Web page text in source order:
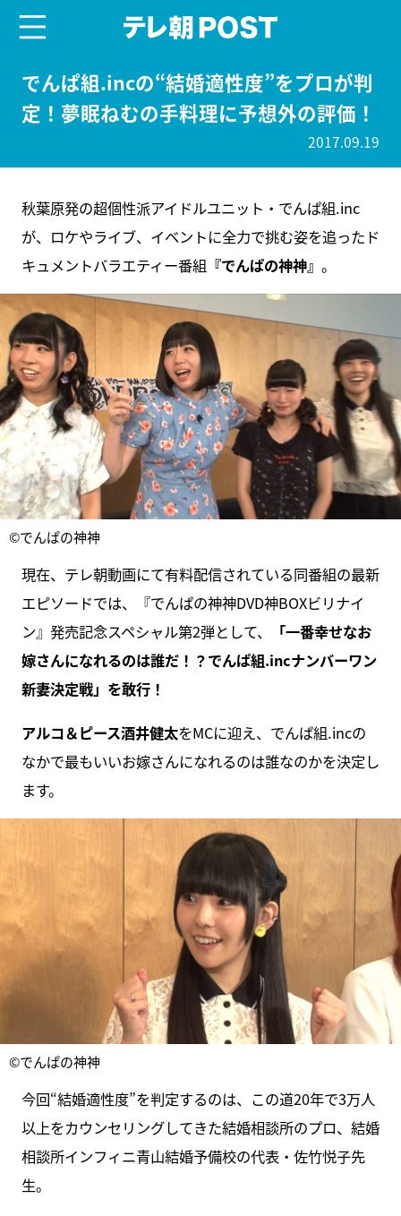
でんぱ組.incの“結婚適性度”をプロが判
定！夢眠ねむの手料理に予想外の評価！
2017.09.19
秋葉原発の超個性派アイドルユニット・でんぱ組.inc
が、ロケやライブ、イベントに全力で挑む姿を追ったド
キュメントバラエティー番組 『でんぱの神神』 。
©でんぱの神神
現在、テレ朝動画にて有料配信されている同番組の最新
エピソードでは、『でんぱの神神DVD神BOXビリナイ
ン』発売記念スペシャル第2弾として、
「一番幸せなお
嫁さんになれるのは誰だ！？でんぱ組.incナンバーワン
新妻決定戦」を敢行！
アルコ＆ピース酒井健太をMCに迎え、でんぱ組.incの
なかで最もいいお嫁さんになれるのは誰なのかを決定し
ます。
©でんぱの神神
今回“結婚適性度”を判定するのは、この道20年で3万人
以上をカウンセリングしてきた結婚相談所のプロ、結婚
相談所インフィニ青山結婚予備校の代表・佐竹悦子先
生。